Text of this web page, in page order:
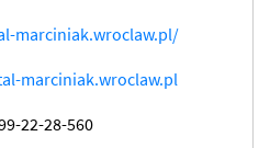
marciniak.wroclaw.pl/
marciniak.wroclaw.pl
22-28-560